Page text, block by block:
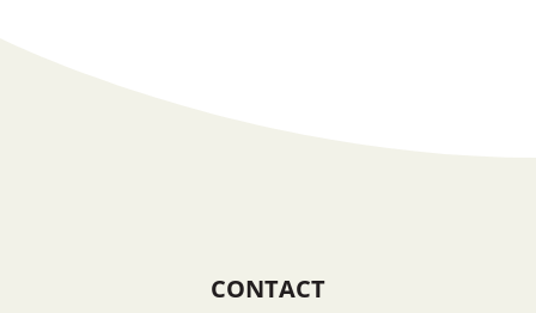
CONTACT